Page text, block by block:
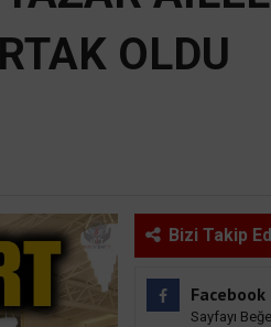
OLDU
Bizi Takip
Facebook
Sayfayı